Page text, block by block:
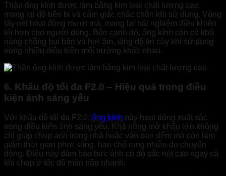
Thân ống kính được làm bằng kim loại chất lượng cao,
mang lại độ bền bỉ và cảm giác chắc chắn khi sử dụng. Vòng
lấy nét hoạt động mượt mà, mang lại trải nghiệm điều khiển
tốt hơn cho người dùng. Bên cạnh đó, ống kính còn có khả
năng chống bụi bẩn và hơi ẩm, tăng độ tin cậy khi sử dụng
trong nhiều điều kiện môi trường khác nhau.
6. Khẩu độ tối đa F2.0 – Hiệu quả trong điều
kiện ánh sáng yếu
Với khẩu độ tối đa F2.0, ống kính này hoạt động xuất sắc
trong điều kiện ánh sáng yếu. Khả năng mở khẩu lớn không
chỉ giúp chụp ảnh trong nhà hoặc vào ban đêm mà còn làm
giảm thời gian phơi sáng, hạn chế rung nhiễu do chuyển
động. Điều này đảm bảo bức ảnh có độ sắc nét cao ngay cả
khi chụp ở tốc độ màn trập nhanh.